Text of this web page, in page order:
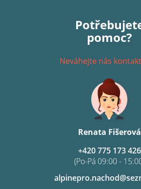
pomoc?
Neváhejte nás
Renata Fišerová
+420 775 173 426
(Po-Pá 09:00 -